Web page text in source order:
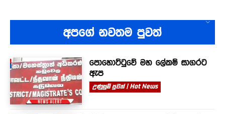
අපගේ නවතම පුවත්
පොහොට්ටුවේ මහ ලේකම් සාගරට
ඇප
උණුසුම් පුවත් | Hot News